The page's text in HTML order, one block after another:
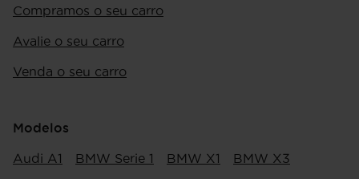
Compramos o seu carro
Avalie o seu carro
Venda o seu carro
Modelos
Audi A1 BMW Serie 1 BMW X1 BMW X3